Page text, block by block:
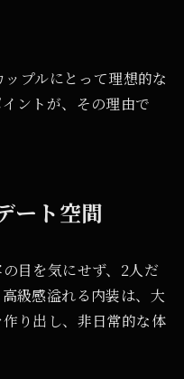
プルにとって理想的な
ントが、その理由で
ート空間
目を気にせず、2人だ
級感溢れる内装は、大
り出し、非日常的な体